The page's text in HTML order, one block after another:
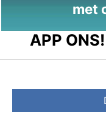
met
APP ONS!